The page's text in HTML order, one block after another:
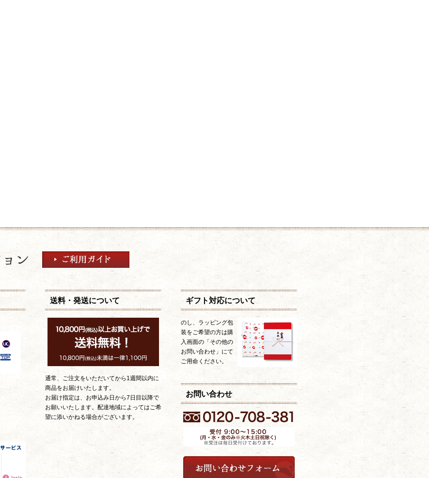
送料・発送について
通常、ご注文をいただいてから1週間以内に
商品をお届けいたします。
お届け指定は、お申込み日から7日目以降で
お願いいたします。配達地域によってはご希
望に添いかねる場合がございます。
ギフト対応について
のし、ラッピング包
装をご希望の方は購
入画面の「その他の
お問い合わせ」にて
ご用命ください。
お問い合わせ